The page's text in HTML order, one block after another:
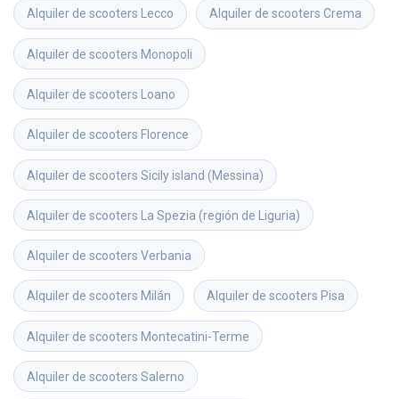
Alquiler de scooters Lecco Alquiler de scooters Crema
Alquiler de scooters Monopoli
Alquiler de scooters Loano
Alquiler de scooters Florence
Alquiler de scooters Sicily island (Messina)
Alquiler de scooters La Spezia (región de Liguria)
Alquiler de scooters Verbania
Alquiler de scooters Milán Alquiler de scooters Pisa
Alquiler de scooters Montecatini-Terme
Alquiler de scooters Salerno